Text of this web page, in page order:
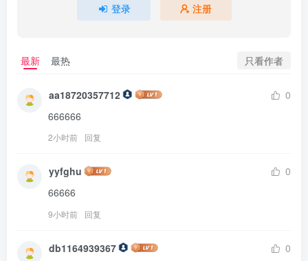
登录 注册
最新 最热 只看作者
aa18720357712
0
666666
2小时前 回复
yyfghu
0
66666
9小时前 回复
db1164939367
0